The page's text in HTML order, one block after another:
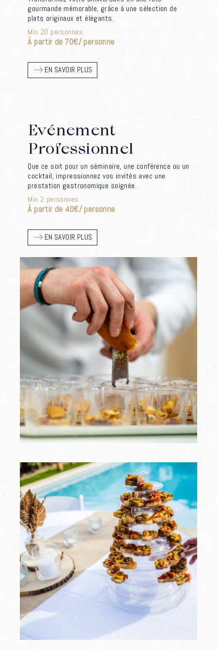
gourmande mémorable, grâce à une sélection de
plats originaux et élégants.
Min 20 personnes
À partir de 70€/ personne
EN SAVOIR PLUS
Evénement
Professionnel
Que ce soit pour un séminaire, une conférence ou un
cocktail, impressionnez vos invités avec une
prestation gastronomique soignée.
Min 2 personnes
À partir de 40€/ personne
EN SAVOIR PLUS